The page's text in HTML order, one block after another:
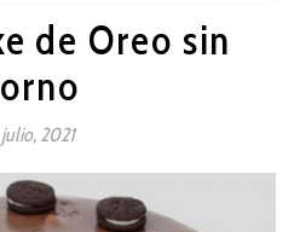
de Oreo sin
julio, 2021